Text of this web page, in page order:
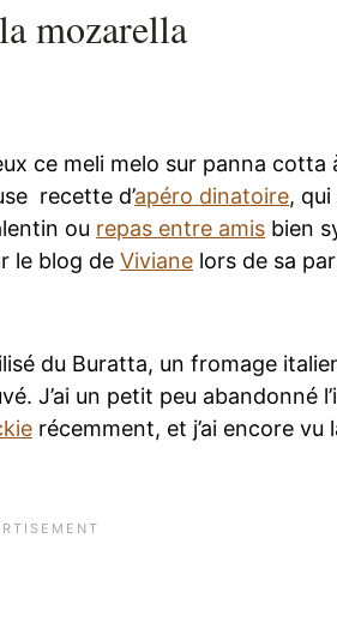
mozarella
ce meli melo sur panna cotta
recette d’apéro dinatoire,
ou repas entre amis bien
le blog deViviane lors de sa
du Buratta, un fromage
J’ai un petit peu abandonné
récemment, et j’ai encore